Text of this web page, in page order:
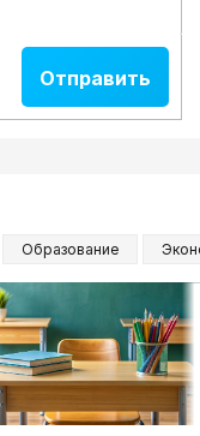
Образование